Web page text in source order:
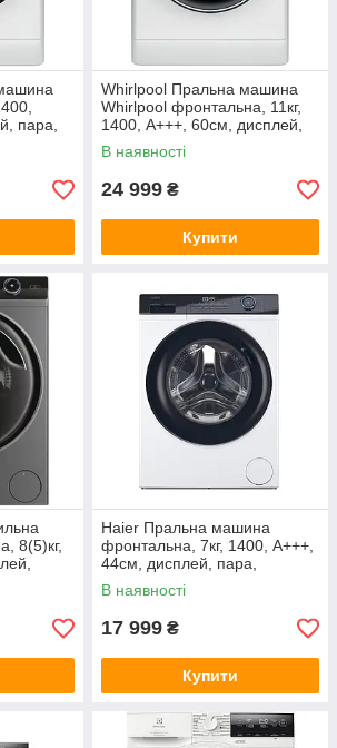
пара,
білий
Whirlpool Пральна машина
Whirlpool фронтальна, 11кг,
1400, A+++, 60см, дисплей,
пара, інвертор, люк чорний,
білий
В наявності
24 999 ₴
Купити
8(5)кг,
Haier Пральна машина
фронтальна, 7кг, 1400, A+++,
44см, дисплей, пара,
інвертор, люк чорний,
прямий привід, білий
В наявності
17 999 ₴
Купити